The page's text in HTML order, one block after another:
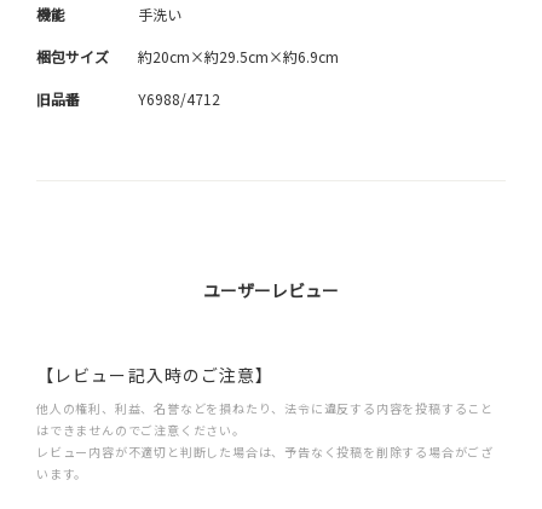
機能 手洗い
梱包サイズ 約20cm×約29.5cm×約6.9cm
旧品番 Y6988/4712
ユーザーレビュー
【レビュー記入時のご注意】
他人の権利、利益、名誉などを損ねたり、法令に違反する内容を投稿すること
はできませんのでご注意ください。
レビュー内容が不適切と判断した場合は、予告なく投稿を削除する場合がござ
います。